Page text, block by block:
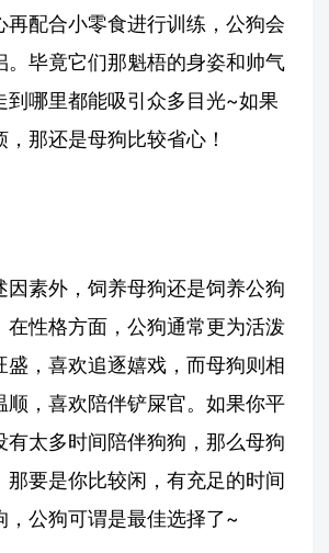
再配合小零食进行训练，公狗会
。毕竟它们那魁梧的身姿和帅气
到哪里都能吸引众多目光~如果
那还是母狗比较省心！
因素外，饲养母狗还是饲养公狗
在性格方面，公狗通常更为活泼
盛，喜欢追逐嬉戏，而母狗则相
顺，喜欢陪伴铲屎官。如果你平
有太多时间陪伴狗狗，那么母狗
那要是你比较闲，有充足的时间
，公狗可谓是最佳选择了~